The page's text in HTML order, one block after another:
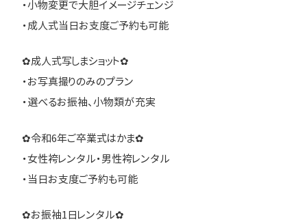
・小物変更で大胆イメージチェンジ
・成人式当日お支度ご予約も可能
✿成人式写しまショット✿
・お写真撮りのみのプラン
・選べるお振袖、小物類が充実
✿令和6年ご卒業式はかま✿
・女性袴レンタル・男性袴レンタル
・当日お支度ご予約も可能
✿お振袖1日レンタル✿